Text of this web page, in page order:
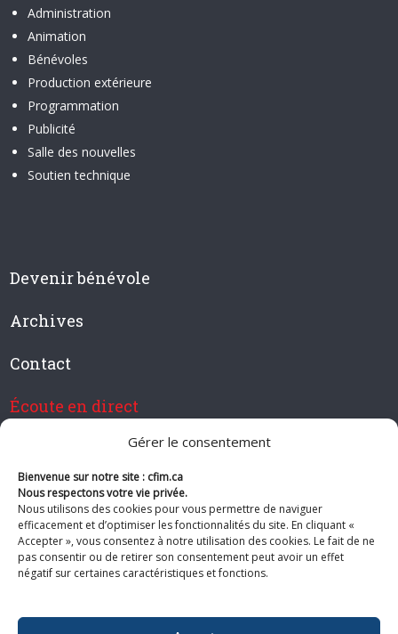
Gérer le consentement
Bienvenue sur notre site : cfim.ca
Nous respectons votre vie privée.
Nous utilisons des cookies pour vous permettre de naviguer
efficacement et d’optimiser les fonctionnalités du site. En cliquant «
Accepter », vous consentez à notre utilisation des cookies. Le fait de ne
pas consentir ou de retirer son consentement peut avoir un effet
négatif sur certaines caractéristiques et fonctions.
Administration
Animation
Bénévoles
Production extérieure
Programmation
Publicité
Salle des nouvelles
Soutien technique
Devenir bénévole
Archives
Contact
Écoute en direct
Devenir membre de CFIM
Suivez-nous